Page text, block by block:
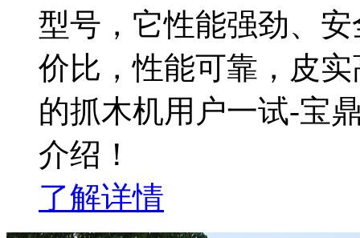
型号，它性能强劲、
价比，性能可靠，皮
的抓木机用户一试-宝
介绍！
了解详情